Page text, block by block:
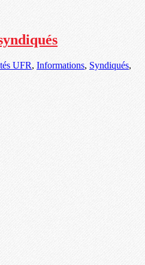
UFR, Informations, Syndiqués,